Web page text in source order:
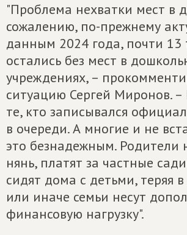
"Проблема нехватки мест в
сожалению, по-прежнему
данным 2024 года, почти 13
остались без мест в
учреждениях, –
ситуацию Сергей Миронов. –
те, кто записывался
в очереди. А многие и не
это безнадежным. Родители
нянь, платят за частные
сидят дома с детьми, теряя
или иначе семьи несут
финансовую нагрузку".